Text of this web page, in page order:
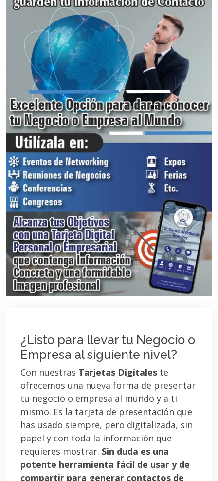
¿Listo para llevar tu Negocio o
Empresa al siguiente nivel?
Con nuestras Tarjetas Digitales te
ofrecemos una nueva forma de presentar
tu negocio o empresa al mundo y a ti
mismo. Es la tarjeta de presentación que
has usado siempre, pero digitalizada, sin
papel y con toda la información que
requieres mostrar. Sin duda es una
potente herramienta fácil de usar y de
compartir para generar contactos de